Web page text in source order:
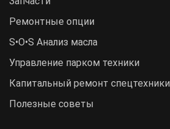
Ремонтные опции
S•O•S Анализ масла
Управление парком техники
Капитальный ремонт спецтехники
Полезные советы